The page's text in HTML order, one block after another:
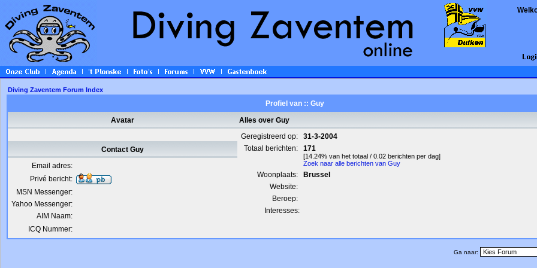
Diving Zaventem Forum Index
Profiel van :: Guy
Avatar
Alles over Guy
Geregistreerd op:
31-3-2004
Totaal berichten:
171
[14.24% van het totaal / 0.02 berichten per dag]
Zoek naar alle berichten van Guy
Woonplaats:
Brussel
Website:
Beroep:
Interesses:
Contact Guy
Email adres:
Privé bericht:
MSN Messenger:
Yahoo Messenger:
AIM Naam:
ICQ Nummer:
Ga naar: